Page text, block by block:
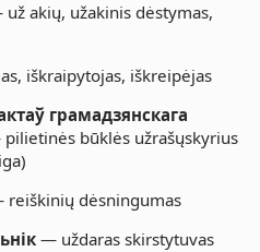
akių, užakinis dėstymas,
iškraipytojas, iškreipėjas
грамадзянскага
būklės užrašųskyrius
dėsningumas
— uždaras skirstytuvas